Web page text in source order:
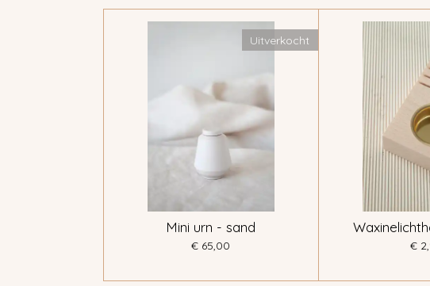
Uitverkocht
Mini urn - sand
€ 65,00 €